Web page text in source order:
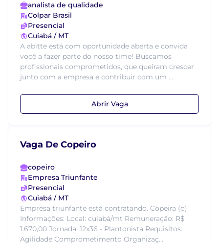
analista de qualidade
Colpar Brasil
Presencial
Cuiabá / MT
A abitte está com oportunidade aberta e convida
você a fazer parte do nosso time! Buscamos
profissionais comprometidos, que queiram crescer
junto com a empresa e contribuir com um ...
Abrir Vaga
Vaga De Copeiro
copeiro
Empresa Triunfante
Presencial
Cuiabá / MT
Empresa triunfante está contratando. Copeira (o)
Informações: Local: cuiabá/mt Remuneração: R$
1.670,00 Jornada: 12x36 - Plantonista Requisitos:
Agilidade Comprometimento Organizaç...